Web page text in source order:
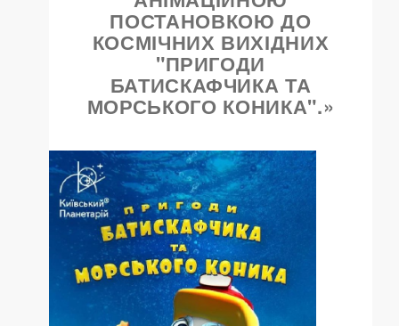
ПОСТАНОВКОЮ ДО
КОСМІЧНИХ ВИХІДНИХ
"ПРИГОДИ
БАТИСКАФЧИКА ТА
МОРСЬКОГО КОНИКА".»